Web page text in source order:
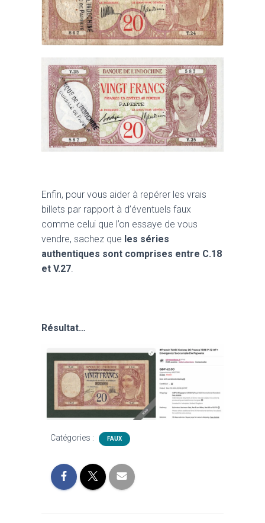
Enfin, pour vous aider à repérer les vrais
billets par rapport à d’éventuels faux
comme celui que l’on essaye de vous
vendre, sachez que les séries
authentiques sont comprises entre C.18
et V.27
Résultat…
Catégories : FAUX